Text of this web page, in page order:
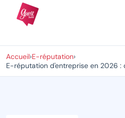
Accueil›E-réputation›
E-réputation d'entreprise en 2026